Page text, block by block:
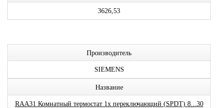
3626,53
Производитель
SIEMENS
Название
RAA31 Комнатный термостат 1x переключающий (SPDT) 8...30